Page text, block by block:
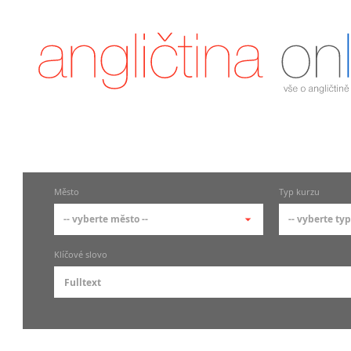
Město
-- vyberte město --
-- vyberte město --
Praha 2
Typ kurzu
-- vyberte
Klíčové slovo